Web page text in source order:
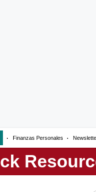
Finanzas Personales